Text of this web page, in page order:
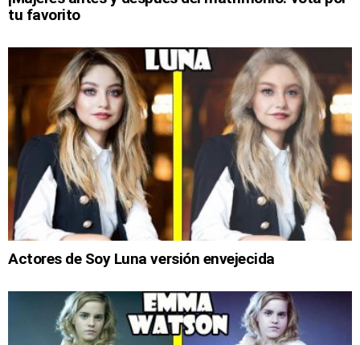
tu favorito
Actores de Soy Luna versión envejecida